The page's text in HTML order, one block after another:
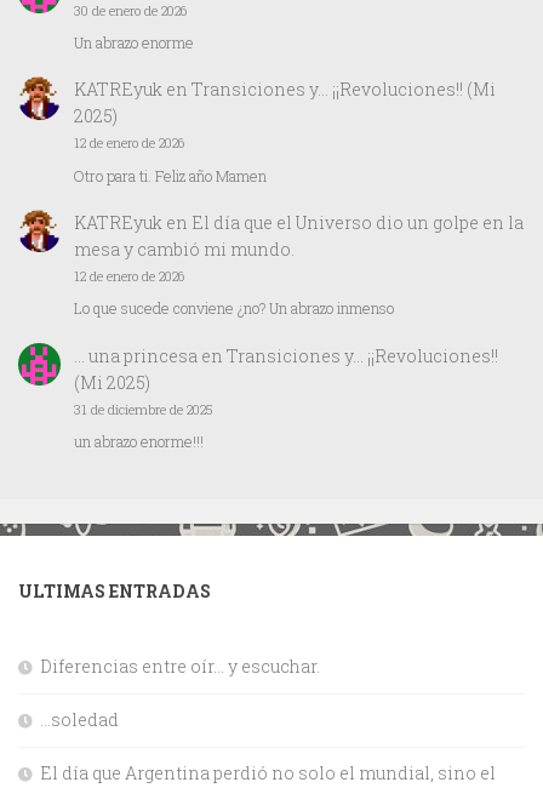
30 de enero de 2026
Un abrazo enorme
KATREyuken Transiciones y… ¡¡Revoluciones!! (Mi
2025)
12 de enero de 2026
Otro para ti. Feliz año Mamen
KATREyuken El día que el Universo dio un golpe en la
mesa y cambió mi mundo.
12 de enero de 2026
Lo que sucede conviene ¿no? Un abrazo inmenso
… una princesa en Transiciones y… ¡¡Revoluciones!!
(Mi 2025)
31 de diciembre de 2025
un abrazo enorme!!!
ULTIMAS ENTRADAS
Diferencias entre oír… y escuchar.
…soledad
El día que Argentina perdió no solo el mundial, sino el